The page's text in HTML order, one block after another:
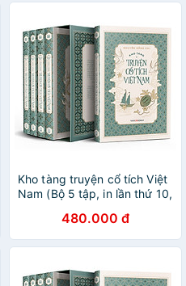
Kho tàng truyện cổ tích Việt
Nam (Bộ 5 tập, in lần thứ 10,
gốc, bao gồm 201 truyện
chính kèm phần nghiên cứu
và khảo dị)
480.000 đ